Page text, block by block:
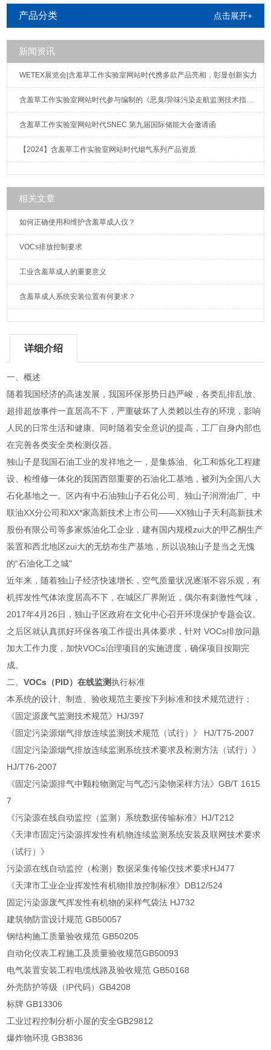
产品分类 点击展开+
新闻资讯
WETEX展览会|含羞草工作实验室网站时代携多款产品亮相，彰显创新实力
含羞草工作实验室网站时代参与编制的《恶臭/异味污染走航监测技术指南》标准发布实施
含羞草工作实验室网站时代SNEC 第九届国际储能大会邀请函
【2024】含羞草工作实验室网站时代烟气系列产品资质
相关文章
如何正确使用和维护含羞草成人仪？
VOCs排放控制要求
工业含羞草成人的重要意义
含羞草成人系统安装位置有何要求？
详细介绍
一、概述
随着我国经济的高速发展，我国环保形势日趋严峻，各类乱排乱放、
超排超放事件一直居高不下，严重破坏了人类赖以生存的环境，影响
人民的日常生活和健康。同时随着安全意识的提高，工厂自身内部也
在完善各类安全类检测仪器。
独山子是我国石油工业的发祥地之一，是集炼油、化工和炼化工程建
设、检维修一体化的我国西部重要的石油化工基地，被列为全国八大
石化基地之一。区内有中石油独山子石化公司、独山子润滑油厂、中
联油XX分公司和XX*家高新技术上市公司——XX独山子天利高新技术
股份有限公司等多家炼油化工企业，建有国内规模zui大的甲乙酮生产
装置和西北地区zui大的无纺布生产基地，所以说独山子是当之无愧
的“石油化工之城"
近年来，随着独山子经济快速增长，空气质量状况逐渐不容乐观，有
机挥发性气体浓度居高不下，在城区厂界附近，偶尔有刺激性气味，
2017年4月26日，独山子区政府在文化中心召开环境保护专题会议。
之后区就认真抓好环保各项工作提出具体要求，针对 VOCs排放问题
加大工作力度，加快VOCs治理项目的实施进度，确保项目按期完
成。
二、VOCs（PID）在线监测执行标准
本系统的设计、制造、验收规范主要按下列标准和技术规范进行：
《固定源废气监测技术规范》HJ/397
《固定污染源烟气排放连续监测技术规范（试行）》 HJ/T75-2007
《固定污染源烟气排放连续监测系统技术要求及检测方法（试行）》
HJ/T76-2007
《固定污染源排气中颗粒物测定与气态污染物采样方法》GB/T 1615
7
《污染源在线自动监控（监测）系统数据传输标准》HJ/T212
《天津市固定污染源挥发性有机物连续监测系统安装及联网技术要求
（试行）》
污染源在线自动监控（检测）数据采集传输仪技术要求HJ477
《天津市工业企业挥发性有机物排放控制标准》DB12/524
固定污染源废气挥发性有机物的采样气袋法 HJ732
建筑物防雷设计规范 GB50057
钢结构施工质量验收规范 GB50205
自动化仪表工程施工及质量验收规范GB50093
电气装置安装工程电缆线路及验收规范 GB50168
外壳防护等级（IP代码）GB4208
标牌 GB13306
工业过程控制分析小屋的安全GB29812
爆炸物环境 GB3836